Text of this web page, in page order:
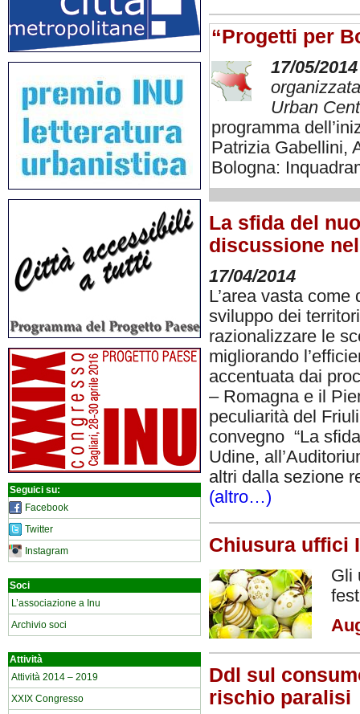
Seguici su:
Facebook
Twitter
Instagram
Soci
L’associazione a Inu
Archivio soci
Attività
Attività 2014 – 2019
XXIX Congresso
“Progetti per
17/05/2014
Urban
programma
Patrizia Gabellini,
Bologna:
La sfida del
discussione
17/04/2014
L’area vasta
sviluppo dei
razionalizzare le
migliorando
accentuata dai
– Romagna e il
peculiarità del
convegno “La
Udine,
altri dalla sezione
(altro…)
Chiusura uffici
Gli
Ddl sul
rischio paralisi